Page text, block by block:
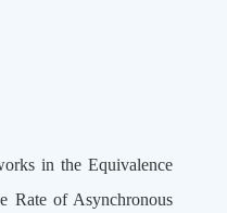
in the Equivalence
Rate of Asynchronous